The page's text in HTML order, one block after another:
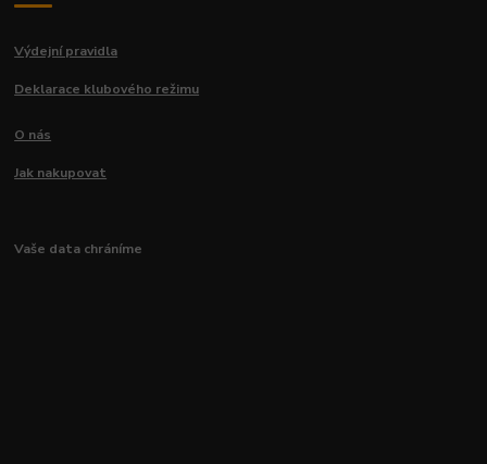
Výdejní pravidla
Deklarace klubového režimu
O nás
Jak nakupovat
Vaše data chráníme